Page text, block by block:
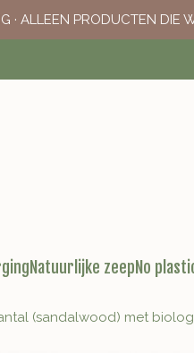
· ALLEEN PRODUCTEN DIE
Natuurlijke zeepNo
(sandalwood) met